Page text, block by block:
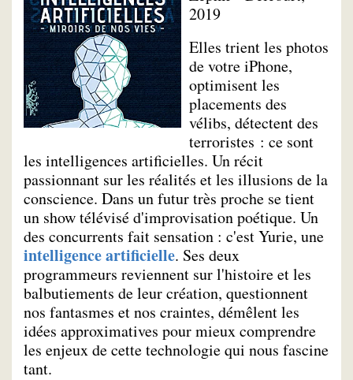
2019
Elles trient les photos
de votre iPhone,
optimisent les
placements des
vélibs, détectent des
terroristes : ce sont
les intelligences artificielles. Un récit
passionnant sur les réalités et les illusions de la
conscience. Dans un futur très proche se tient
un show télévisé d'improvisation poétique. Un
des concurrents fait sensation : c'est Yurie, une
intelligence artificielle. Ses deux
programmeurs reviennent sur l'histoire et les
balbutiements de leur création, questionnent
nos fantasmes et nos craintes, démêlent les
idées approximatives pour mieux comprendre
les enjeux de cette technologie qui nous fascine
tant.